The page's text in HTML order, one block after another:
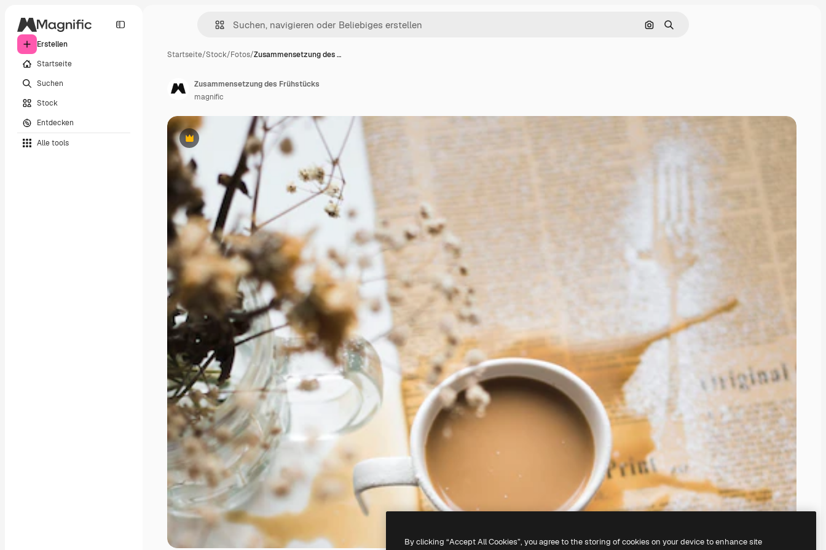
Erstellen
Startseite
Suchen
Stock
Entdecken
Alle tools
Nach Bild suchen
Suchen
Startseite/Stock/Fotos/Zusammensetzung des …
Premium
Zusammensetzung des Frühstücks
magnific
By clicking “Accept All Cookies”, you agree to the storing of cookies on your device to enhance site